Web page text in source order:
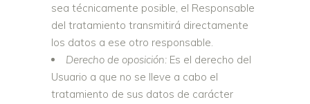
sea técnicamente posible, el Responsable
del tratamiento transmitirá directamente
los datos a ese otro responsable.
Derecho de oposición: Es el derecho del
Usuario a que no se lleve a cabo el
tratamiento de sus datos de carácter